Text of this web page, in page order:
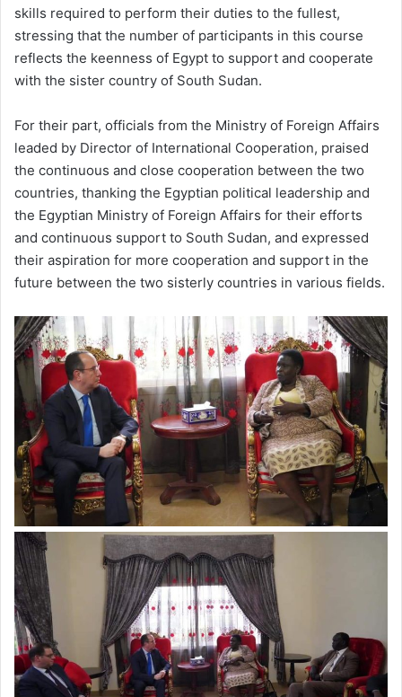
skills required to perform their duties to the fullest,
stressing that the number of participants in this course
reflects the keenness of Egypt to support and cooperate
with the sister country of South Sudan.
For their part, officials from the Ministry of Foreign Affairs
leaded by Director of International Cooperation, praised
the continuous and close cooperation between the two
countries, thanking the Egyptian political leadership and
the Egyptian Ministry of Foreign Affairs for their efforts
and continuous support to South Sudan, and expressed
their aspiration for more cooperation and support in the
future between the two sisterly countries in various fields.